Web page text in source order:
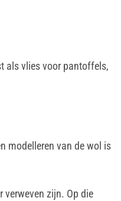
als vlies voor pantoffels,
modelleren van de wol is
verweven zijn. Op die